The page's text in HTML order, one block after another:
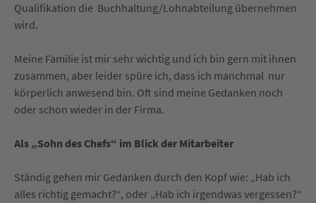
Qualifikation die Buchhaltung/Lohnabteilung übernehmen
wird.
Meine Familie ist mir sehr wichtig und ich bin gern mit ihnen
zusammen, aber leider spüre ich, dass ich manchmal nur
körperlich anwesend bin. Oft sind meine Gedanken noch
oder schon wieder in der Firma.
Als „Sohn des Chefs“ im Blick der Mitarbeiter
Ständig gehen mir Gedanken durch den Kopf wie: „Hab ich
alles richtig gemacht?“, oder „Hab ich irgendwas vergessen?“